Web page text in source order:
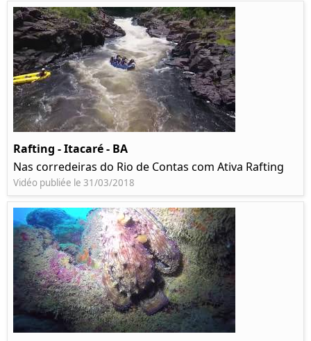
Rafting - Itacaré - BA
Nas corredeiras do Rio de Contas com Ativa Rafting
Vidéo publiée le 31/03/2018